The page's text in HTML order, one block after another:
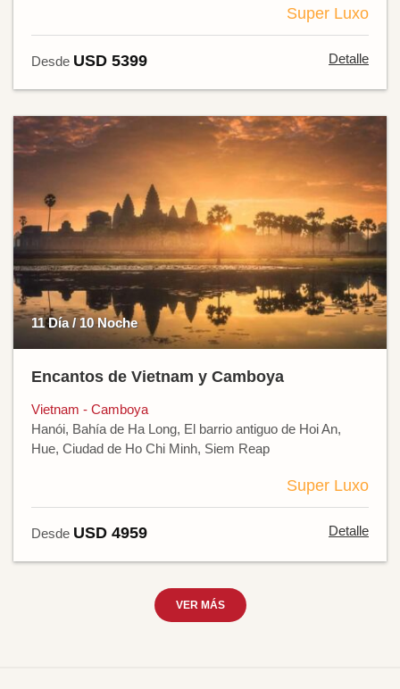
Super Luxo
Desde USD 5399 Detalle
11 Día / 10 Noche
Encantos de Vietnam y Camboya
Vietnam - Camboya
Hanói, Bahía de Ha Long, El barrio antiguo de Hoi An,
Hue, Ciudad de Ho Chi Minh, Siem Reap
Super Luxo
Desde USD 4959 Detalle
VER MÁS